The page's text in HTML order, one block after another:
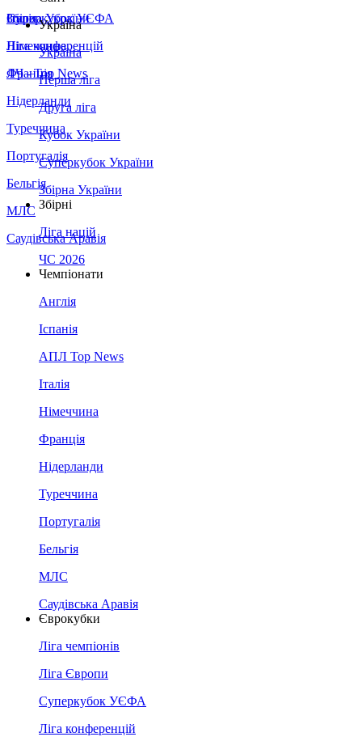
Збірна України
Італія
Німеччина
Франція
Нідерланди
Туреччина
Португалія
Бельгія
МЛС
Саудівська Аравія
Суперкубок УЄФА
Ліга конференцій
ЛЧ - Top News
Україна
Україна
Перша ліга
Друга ліга
Кубок України
Суперкубок України
Збірна України
Збірні
Ліга націй
ЧС 2026
Чемпіонати
Англія
Іспанія
АПЛ Top News
Італія
Німеччина
Франція
Нідерланди
Туреччина
Португалія
Бельгія
МЛС
Саудівська Аравія
Єврокубки
Ліга чемпіонів
Ліга Європи
Суперкубок УЄФА
Ліга конференцій